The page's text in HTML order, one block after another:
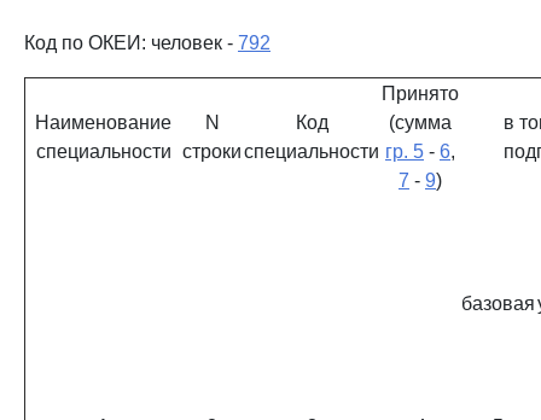
Код по ОКЕИ: человек - 792
Наименование
специальности
N
строки
Код
специальности
Принято
(сумма
гр. 5 - 6,
7 - 9)
в
базовая